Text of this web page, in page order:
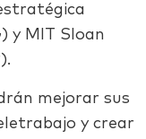
y MIT Sloan
mejorar sus
y crear